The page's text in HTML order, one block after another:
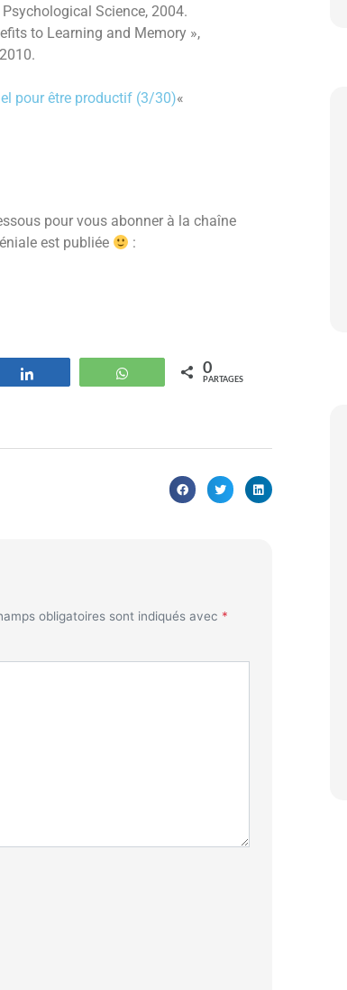
Science, 2004.
to Learning and Memory »,
pour être productif (3/30)«
pour vous abonner à la chaîne
est publiée
:
WhatsApp 0
PARTAGES
obligatoires sont indiqués avec *